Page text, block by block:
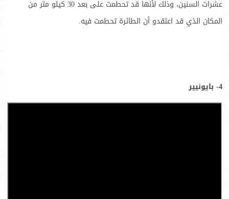
عشرات السنين، وذلك لأنها قد تحطمت على بعد 30 كيلو متر من
المكان الذي قد اعتقدو أن الطائرة تحطمت فيه.
4- بايونيير